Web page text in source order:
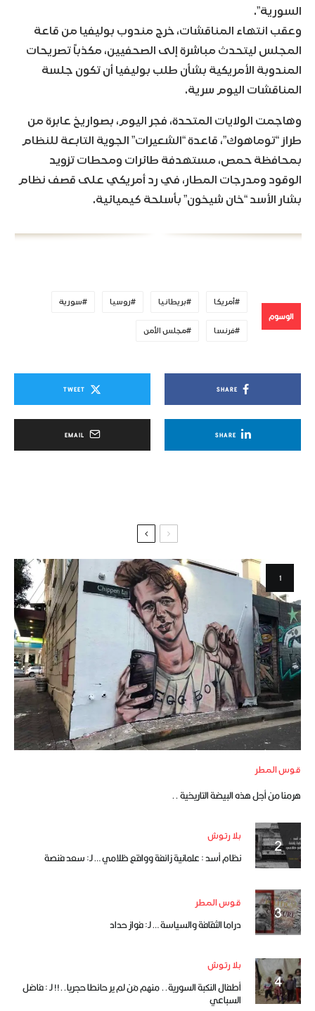
السورية”.
وعقب انتهاء المناقشات، خرج مندوب بوليفيا من قاعة
المجلس ليتحدث مباشرة إلى الصحفيين، مكذباً تصريحات
المندوبة الأمريكية بشأن طلب بوليفيا أن تكون جلسة
المناقشات اليوم سرية.
وهاجمت الولايات المتحدة، فجر اليوم، بصواريخ عابرة من
طراز “توماهوك”، قاعدة “الشعيرات” الجوية التابعة للنظام
بمحافظة حمص، مستهدفة طائرات ومحطات تزويد
الوقود ومدرجات المطار، في رد أمريكي على قصف نظام
بشار الأسد “خان شيخون” بأسلحة كيميائية.
الوسوم
أمريكا بريطانيا روسيا سورية
فرنسا مجلس الأمن
SHARE
TWEET
SHARE
EMAIL
قوس المطر
هرمنا من أجل هذه البيضة التاريخية ..
بلا رتوش
نظام أسد : علمانية زائفة وواقع ظلامي … لـ: سعد فنصة
قوس المطر
دراما الثقافة والسياسة … لـ: فواز حداد
بلا رتوش
أطفال النكبة السورية.. منهم مَن لم ير حائطا حجريا..!! لـ : فاضل
السباعي